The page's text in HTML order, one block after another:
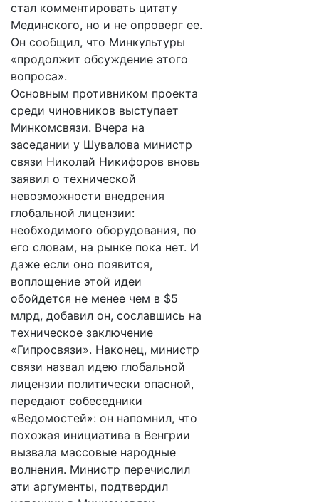
стал комментировать цитату
Мединского, но и не опроверг ее.
Он сообщил, что Минкультуры
«продолжит обсуждение этого
вопроса».
Основным противником проекта
среди чиновников выступает
Минкомсвязи. Вчера на
заседании у Шувалова министр
связи Николай Никифоров вновь
заявил о технической
невозможности внедрения
глобальной лицензии:
необходимого оборудования, по
его словам, на рынке пока нет. И
даже если оно появится,
воплощение этой идеи
обойдется не менее чем в $5
млрд, добавил он, сославшись на
техническое заключение
«Гипросвязи». Наконец, министр
связи назвал идею глобальной
лицензии политически опасной,
передают собеседники
«Ведомостей»: он напомнил, что
похожая инициатива в Венгрии
вызвала массовые народные
волнения. Министр перечислил
эти аргументы, подтвердил